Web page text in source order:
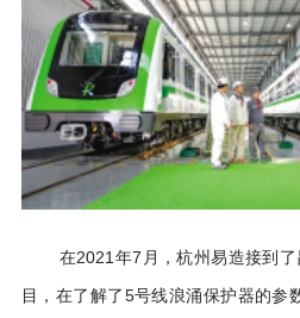
在2021年7月，杭州易造接到
目，在了解了5号线浪涌保护器的参